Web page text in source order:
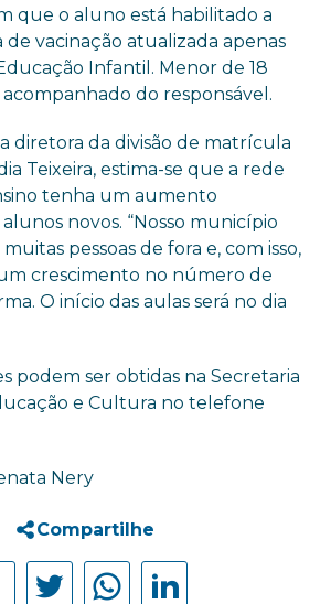
que o aluno está habilitado a
de vacinação atualizada apenas
Infantil. Menor de 18
do responsável.
diretora da divisão de matrícula
Teixeira, estima-se que a rede
tenha um aumento
novos. “Nosso município
pessoas de fora e, com isso,
crescimento no número de
O início das aulas será no dia
podem ser obtidas na Secretaria
e Cultura no telefone
Nery
Compartilhe